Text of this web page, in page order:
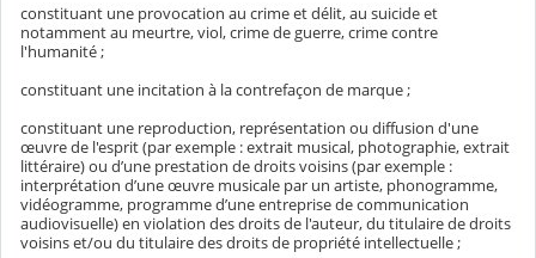
constituant une provocation au crime et délit, au suicide et
notamment au meurtre, viol, crime de guerre, crime contre
l'humanité ;
constituant une incitation à la contrefaçon de marque ;
constituant une reproduction, représentation ou diffusion d'une
œuvre de l'esprit (par exemple : extrait musical, photographie, extrait
littéraire) ou d’une prestation de droits voisins (par exemple :
interprétation d’une œuvre musicale par un artiste, phonogramme,
vidéogramme, programme d’une entreprise de communication
audiovisuelle) en violation des droits de l'auteur, du titulaire de droits
voisins et/ou du titulaire des droits de propriété intellectuelle ;